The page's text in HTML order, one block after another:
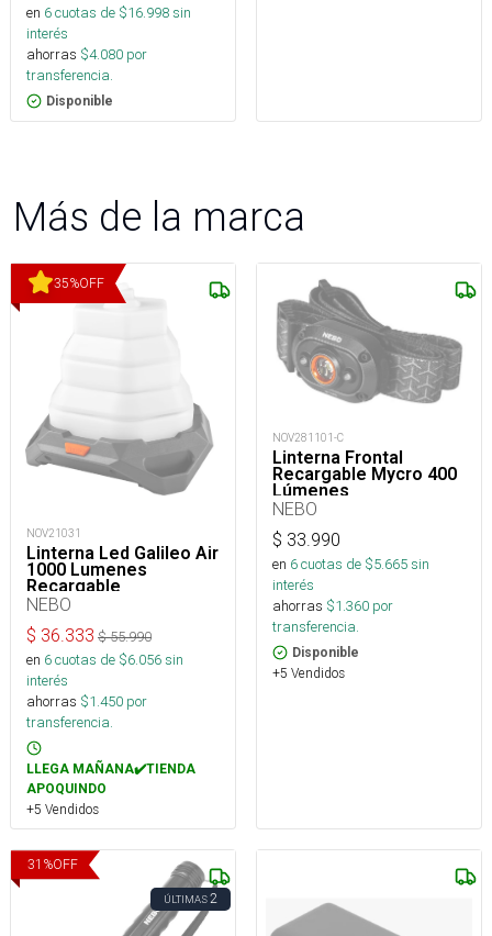
en 6cuotas de $16.998sin
interés
ahorras $4.080 por
transferencia.
Disponible
Más de la marca
35%OFF
NOV21031
Linterna Led Galileo Air
1000 Lumenes
Recargable
NEBO
$ 36.333 $55.990
en 6cuotas de $6.056sin
interés
ahorras $1.450 por
transferencia.
LLEGA MAÑANA✔️TIENDA
APOQUINDO
+5 Vendidos
NOV281101-C
Linterna Frontal
Recargable Mycro 400
Lúmenes
NEBO
$ 33.990
en 6cuotas de $5.665sin
interés
ahorras $1.360 por
transferencia.
Disponible
+5 Vendidos
31 %OFF
ÚLTIMAS2